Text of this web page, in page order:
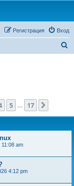
Вход
Регистрация
17
5 17
11:08 am
4:12 pm